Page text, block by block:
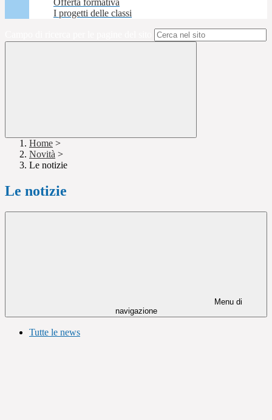
Offerta formativa
I progetti delle classi
Home >
Novità >
Le notizie
Le notizie
Menu di
navigazione
Tutte le news